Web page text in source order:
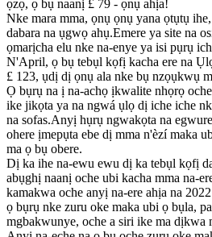
ọzọ, ọ bụ naanị £ 79 - ọnụ ahịa!
Nke mara mma, ọnụ ọnụ yana ọtụtụ
dabara na ụgwọ ahụ.Emere ya site na
ọmarịcha elu nke na-enye ya isi pụrụ
N'April, ọ bụ tebụl kọfị kacha ere na
£ 123, ụdị dị ọnụ ala nke bụ nzọụkwụ
Ọ bụrụ na ị na-achọ ịkwalite nhọrọ
ike jikọta ya na ngwá ụlọ dị iche iche
na sofas.Anyị hụrụ ngwakọta na
ohere ịmepụta ebe dị mma n'èzí maka
ma ọ bụ obere.
Dị ka ihe na-ewu ewu dị ka tebụl kọfị
abụghị naanị oche ubi kacha mma na-
kamakwa oche anyị na-ere ahịa na
ọ bụrụ nke zuru oke maka ubi ọ bụla,
mgbakwunye, oche a siri ike ma dịkwa